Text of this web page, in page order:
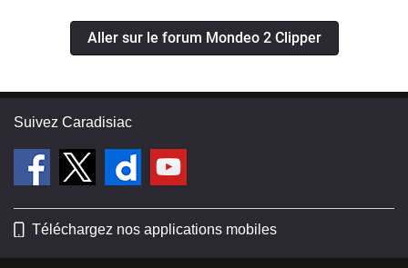
Aller sur le forum Mondeo 2 Clipper
Suivez Caradisiac
Téléchargez nos applications mobiles